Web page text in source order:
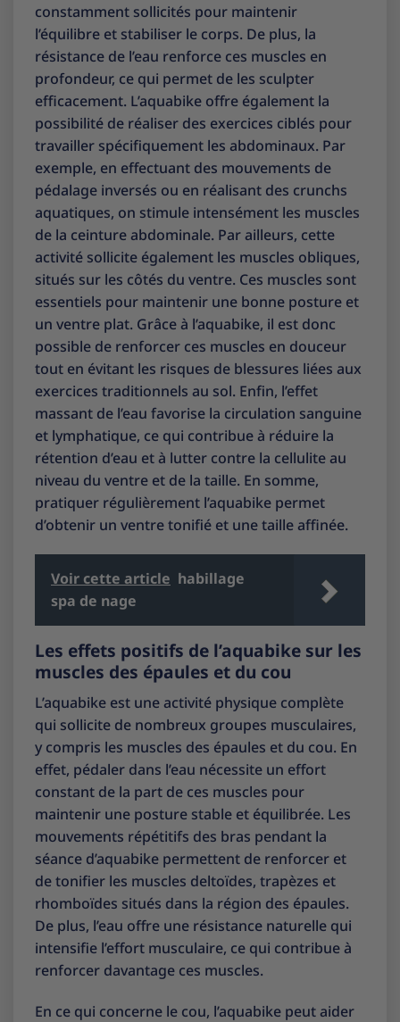
constamment sollicités pour maintenir
l’équilibre et stabiliser le corps. De plus, la
résistance de l’eau renforce ces muscles en
profondeur, ce qui permet de les sculpter
efficacement. L’aquabike offre également la
possibilité de réaliser des exercices ciblés pour
travailler spécifiquement les abdominaux. Par
exemple, en effectuant des mouvements de
pédalage inversés ou en réalisant des crunchs
aquatiques, on stimule intensément les muscles
de la ceinture abdominale. Par ailleurs, cette
activité sollicite également les muscles obliques,
situés sur les côtés du ventre. Ces muscles sont
essentiels pour maintenir une bonne posture et
un ventre plat. Grâce à l’aquabike, il est donc
possible de renforcer ces muscles en douceur
tout en évitant les risques de blessures liées aux
exercices traditionnels au sol. Enfin, l’effet
massant de l’eau favorise la circulation sanguine
et lymphatique, ce qui contribue à réduire la
rétention d’eau et à lutter contre la cellulite au
niveau du ventre et de la taille. En somme,
pratiquer régulièrement l’aquabike permet
d’obtenir un ventre tonifié et une taille affinée.
Voir cette article habillage
spa de nage
Les effets positifs de l’aquabike sur les
muscles des épaules et du cou
L’aquabike est une activité physique complète
qui sollicite de nombreux groupes musculaires,
y compris les muscles des épaules et du cou. En
effet, pédaler dans l’eau nécessite un effort
constant de la part de ces muscles pour
maintenir une posture stable et équilibrée. Les
mouvements répétitifs des bras pendant la
séance d’aquabike permettent de renforcer et
de tonifier les muscles deltoïdes, trapèzes et
rhomboïdes situés dans la région des épaules.
De plus, l’eau offre une résistance naturelle qui
intensifie l’effort musculaire, ce qui contribue à
renforcer davantage ces muscles.
En ce qui concerne le cou, l’aquabike peut aider